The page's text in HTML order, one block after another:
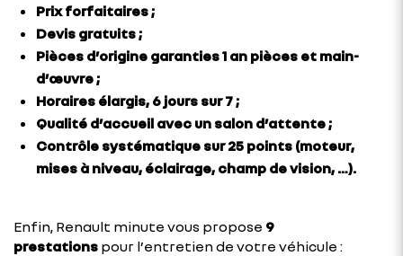
Prix forfaitaires ;
Devis gratuits ;
Pièces d’origine garanties 1 an pièces et main-
d’œuvre ;
Horaires élargis, 6 jours sur 7 ;
Qualité d’accueil avec un salon d’attente ;
Contrôle systématique sur 25 points (moteur,
mises à niveau, éclairage, champ de vision, …).
Enfin, Renault minute vous propose 9
prestations pour l’entretien de votre véhicule :